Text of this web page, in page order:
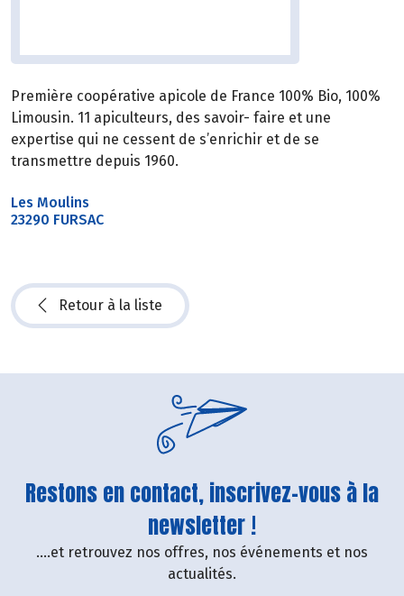
Première coopérative apicole de France 100% Bio, 100%
Limousin. 11 apiculteurs, des savoir- faire et une
expertise qui ne cessent de s’enrichir et de se
transmettre depuis 1960.
Les Moulins
23290 FURSAC
Retour à la liste
Restons en contact, inscrivez-vous à la
newsletter !
....et retrouvez nos offres, nos événements et nos
actualités.